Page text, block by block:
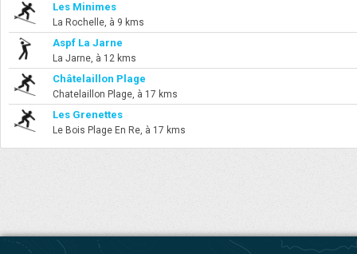
Les Minimes
La Rochelle, à 9 kms
Aspf La Jarne
La Jarne, à 12 kms
Châtelaillon Plage
Chatelaillon Plage, à 17 kms
Les Grenettes
Le Bois Plage En Re, à 17 kms